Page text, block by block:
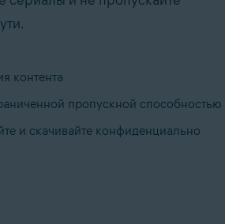
контента
пропускной способностью
и скачивайте конфиденциально